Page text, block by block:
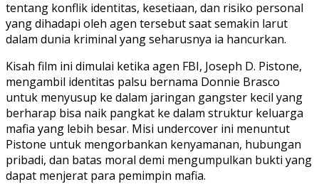
tentang konflik identitas, kesetiaan, dan risiko personal
yang dihadapi oleh agen tersebut saat semakin larut
dalam dunia kriminal yang seharusnya ia hancurkan.
Kisah film ini dimulai ketika agen FBI, Joseph D. Pistone,
mengambil identitas palsu bernama Donnie Brasco
untuk menyusup ke dalam jaringan gangster kecil yang
berharap bisa naik pangkat ke dalam struktur keluarga
mafia yang lebih besar. Misi undercover ini menuntut
Pistone untuk mengorbankan kenyamanan, hubungan
pribadi, dan batas moral demi mengumpulkan bukti yang
dapat menjerat para pemimpin mafia.